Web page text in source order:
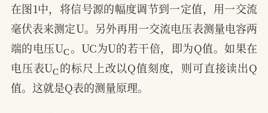
在图1中，将信号源的幅度调节到一定值，用一交流
毫伏表来测定U。另外再用一交流电压表测量电容两
端的电压UC。UC为U的若干倍，即为Q值。如果在
电压表UC的标尺上改以Q值刻度，则可直接读出Q
值。这就是Q表的测量原理。